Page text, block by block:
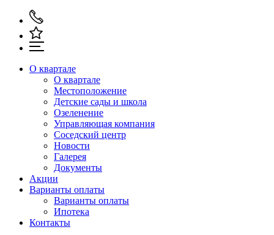
О квартале
О квартале
Местоположение
Детские сады и школа
Озеленение
Управляющая компания
Соседский центр
Новости
Галерея
Документы
Акции
Варианты оплаты
Варианты оплаты
Ипотека
Контакты